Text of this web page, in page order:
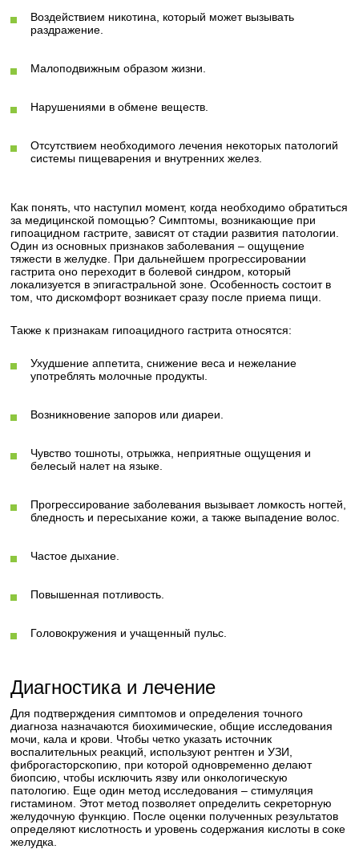
Воздействием никотина, который может вызывать
раздражение.
Малоподвижным образом жизни.
Нарушениями в обмене веществ.
Отсутствием необходимого лечения некоторых патологий
системы пищеварения и внутренних желез.
Как понять, что наступил момент, когда необходимо обратиться
за медицинской помощью? Симптомы, возникающие при
гипоацидном гастрите, зависят от стадии развития патологии.
Один из основных признаков заболевания – ощущение
тяжести в желудке. При дальнейшем прогрессировании
гастрита оно переходит в болевой синдром, который
локализуется в эпигастральной зоне. Особенность состоит в
том, что дискомфорт возникает сразу после приема пищи.
Также к признакам гипоацидного гастрита относятся:
Ухудшение аппетита, снижение веса и нежелание
употреблять молочные продукты.
Возникновение запоров или диареи.
Чувство тошноты, отрыжка, неприятные ощущения и
белесый налет на языке.
Прогрессирование заболевания вызывает ломкость ногтей,
бледность и пересыхание кожи, а также выпадение волос.
Частое дыхание.
Повышенная потливость.
Головокружения и учащенный пульс.
Диагностика и лечение
Для подтверждения симптомов и определения точного
диагноза назначаются биохимические, общие исследования
мочи, кала и крови. Чтобы четко указать источник
воспалительных реакций, используют рентген и УЗИ,
фиброгасторскопию, при которой одновременно делают
биопсию, чтобы исключить язву или онкологическую
патологию. Еще один метод исследования – стимуляция
гистамином. Этот метод позволяет определить секреторную
желудочную функцию. После оценки полученных результатов
определяют кислотность и уровень содержания кислоты в соке
желудка.